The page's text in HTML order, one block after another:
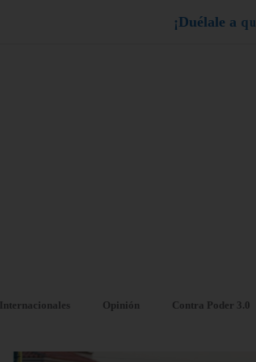
¡Duélale a qu
Internacionales Opinión Contra Poder 3.0